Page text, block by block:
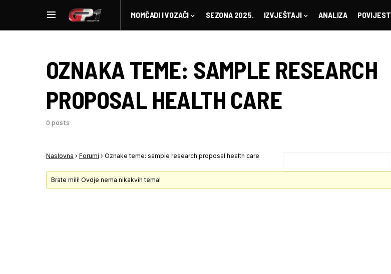
MOMČADI I VOZAČI SEZONA 2025. IZVJEŠTAJI ANALIZA POVIJEST
OZNAKA TEME: SAMPLE RESEARCH
PROPOSAL HEALTH CARE
0 posts
Naslovna › Forumi › Oznake teme: sample research proposal health care
Brate mili! Ovdje nema nikakvih tema!